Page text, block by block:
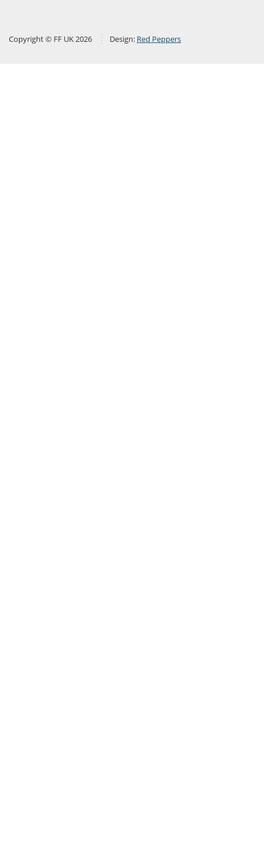
Copyright © FF UK 2026 Design: Red Peppers